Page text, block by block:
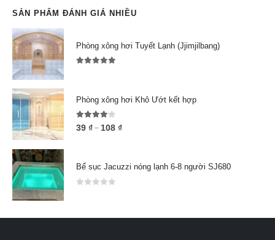
SẢN PHẨM ĐÁNH GIÁ NHIỀU
Phòng xông hơi Tuyết Lạnh (Jjimjilbang)
Phòng xông hơi Khô Ướt kết hợp
4.00 out of 5
39 ₫ – 108 ₫
Bể sục Jacuzzi nóng lạnh 6-8 người SJ680